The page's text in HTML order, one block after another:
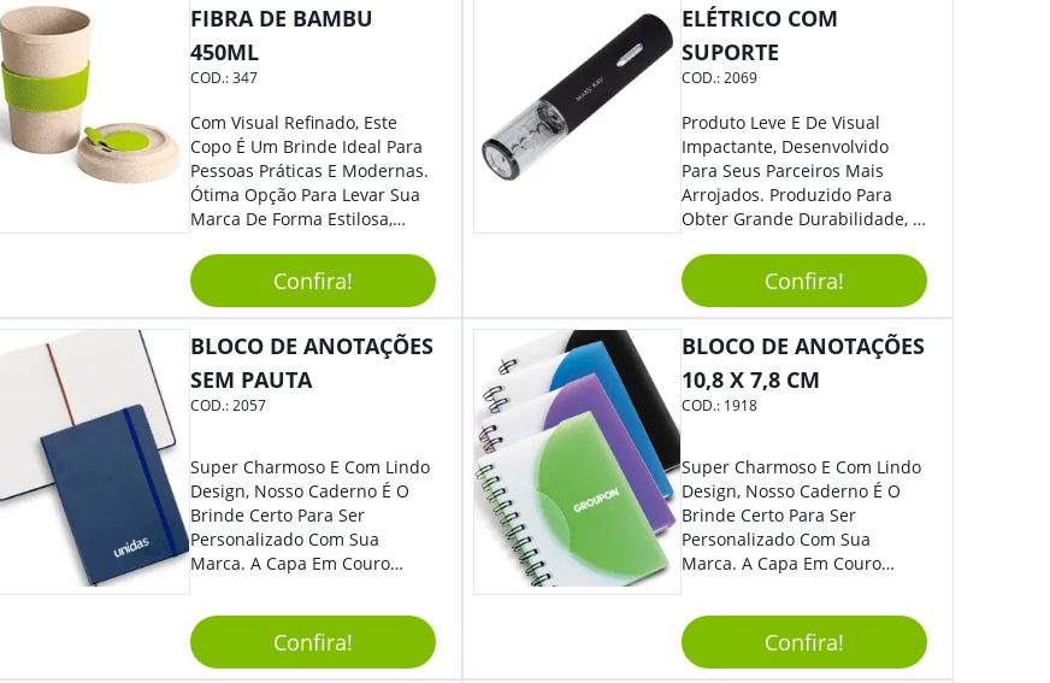
FIBRA DE BAMBU
450ML
COD.:347
Com Visual Refinado, Este
Copo É Um Brinde Ideal Para
Pessoas Práticas E Modernas.
Ótima Opção Para Levar Sua
Marca De Forma Estilosa,
Empresa Em Eventos,
Reuniões Corporativas Ou Até
Mesmo Para Presentear
Colaboradores.
Confira!
ELÉTRICO COM
SUPORTE
COD.:2069
Produto Leve E De Visual
Impactante, Desenvolvido
Para Seus Parceiros Mais
Arrojados. Produzido Para
Obter Grande Durabilidade, É
Sua Marca De Forma Estilosa,
Agregando Valor Para Sua
Empresa Em Eventos.
Confira!
BLOCO DE ANOTAÇÕES
SEM PAUTA
COD.:2057
Super Charmoso E Com Lindo
Design, Nosso Caderno É O
Brinde Certo Para Ser
Personalizado Com Sua
Marca. A Capa Em Couro
Elástico Permite Maior
Segurança Ao Carregá-Lo.
Ofereça A Seus Clientes E
Confira!
BLOCO DE ANOTAÇÕES
10,8 X 7,8 CM
COD.: 1918
Super Charmoso E Com Lindo
Design, Nosso Caderno É O
Brinde Certo Para Ser
Personalizado Com Sua
Marca. A Capa Em Couro
Elástico Permite Maior
Segurança Ao Carregá-Lo.
Ofereça A Seus Clientes E
Confira!